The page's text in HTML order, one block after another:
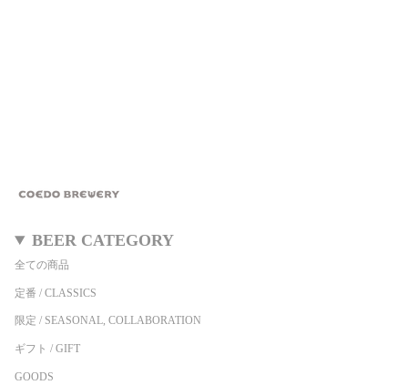
BEER CATEGORY
全ての商品
定番 / CLASSICS
限定 / SEASONAL, COLLABORATION
ギフト / GIFT
GOODS